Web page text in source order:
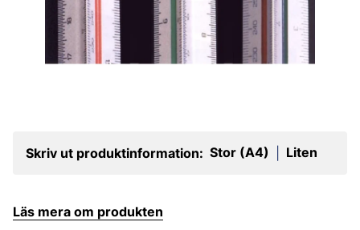
Skriv ut produktinformation: Stor (A4) Liten
Läs mera om produkten